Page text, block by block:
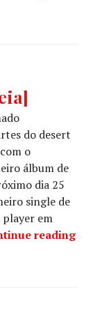
do desert
o
álbum de
dia 25
single de
player em
reading